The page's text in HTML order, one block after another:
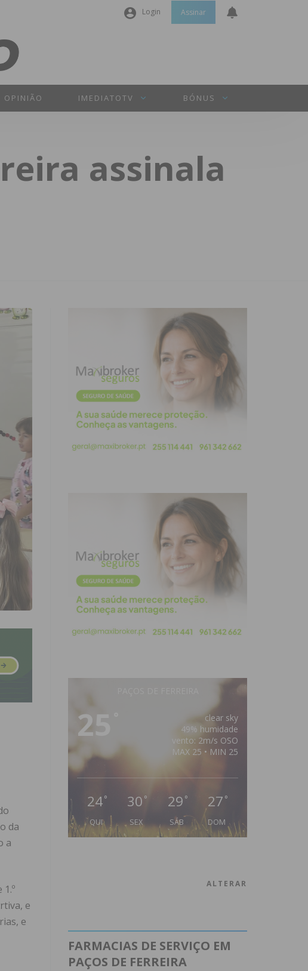
Login
Senha
INICIAR SESSÃO
Assinar
OPINIÃO IMEDIATOTV BÓNUS
assinala
da
a
e
e
25
clear sky
49% humidade
vento: 2m/s OSO
MAX 25 • MIN 25
24°
QUI
30 °
SEX
29 °
SÁB
27 °
DOM
ALTERAR
FARMACIAS DE SERVIÇO EM
PAÇOS DE FERREIRA